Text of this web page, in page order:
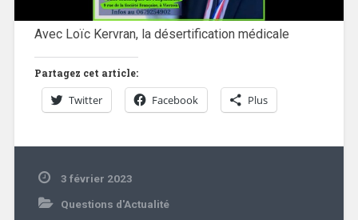
Avec Loïc Kervran, la désertification médicale
Partagez cet article:
Twitter Facebook Plus
3 février 2023
Questions d'Actualité